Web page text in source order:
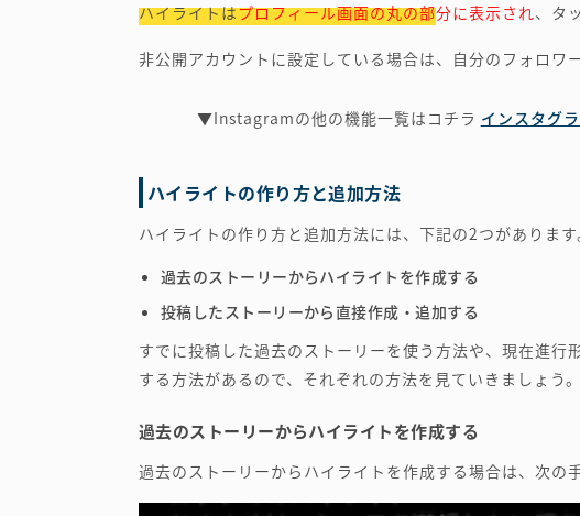
ハイライトはプロフィール画面の丸の部分に表示され、タ
非公開アカウントに設定している場合は、自分のフォロワ
▼Instagramの他の機能一覧はコチラ インスタグ
ハイライトの作り方と追加方法
ハイライトの作り方と追加方法には、下記の2つがあります
過去のストーリーからハイライトを作成する
投稿したストーリーから直接作成・追加する
すでに投稿した過去のストーリーを使う方法や、現在進行
する方法があるので、それぞれの方法を見ていきましょう。
過去のストーリーからハイライトを作成する
過去のストーリーからハイライトを作成する場合は、次の